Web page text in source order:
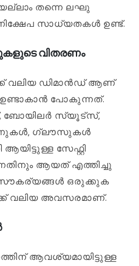
തന്നെ ലഘു
സാധ്യതകൾ ഉണ്ട്.
വിതരണം
വലിയ ഡിമാൻഡ് ആണ്
ഉണ്ടാകാൻ പോകുന്നത്.
ബോയിലർ സ്യൂട്സ്,
ഗ്ലൗസുകൾ
സേഫ്റ്റി
ആയത് എത്തിച്ചു
ഒരുക്കുക
വലിയ അവസരമാണ്.
ആവശ്യമായിട്ടുള്ള